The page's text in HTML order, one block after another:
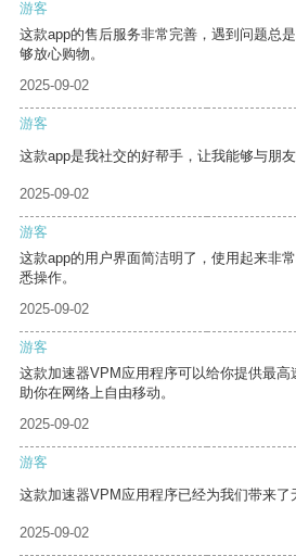
游客
这款app的售后服务非常完善，遇到问题总
够放心购物。
2025-09-02
游客
这款app是我社交的好帮手，让我能够与朋
2025-09-02
游客
这款app的用户界面简洁明了，使用起来非
悉操作。
2025-09-02
游客
这款加速器VPM应用程序可以给你提供最
助你在网络上自由移动。
2025-09-02
游客
这款加速器VPM应用程序已经为我们带来了
2025-09-02